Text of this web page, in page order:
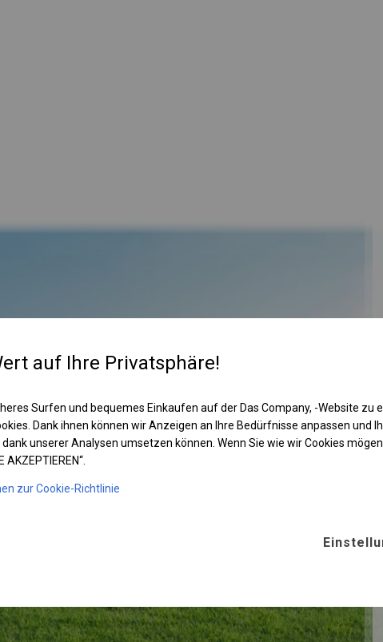
auf Ihre Privatsphäre!
Surfen und bequemes Einkaufen auf der Das Company, -Website
Dank ihnen können wir Anzeigen an Ihre Bedürfnisse anpassen und
unserer Analysen umsetzen können. Wenn Sie wie wir Cookies
AKZEPTIEREN“.
zur Cookie-Richtlinie